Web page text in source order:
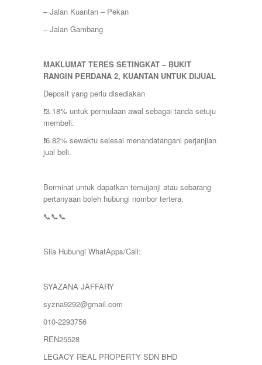
– Jalan Kuantan – Pekan
– Jalan Gambang
MAKLUMAT TERES SETINGKAT – BUKIT
RANGIN PERDANA 2, KUANTAN UNTUK DIJUAL
Deposit yang perlu disediakan
❗️3.18% untuk permulaan awal sebagai tanda setuju
membeli.
❗️6.82% sewaktu selesai menandatangani perjanjian
jual beli.
Berminat untuk dapatkan temujanji atau sebarang
pertanyaan boleh hubungi nombor tertera.
📞📞📞
Sila Hubungi WhatApps/Call:
SYAZANA JAFFARY
syzna9292@gmail.com
010-2293756
REN25528
LEGACY REAL PROPERTY SDN BHD